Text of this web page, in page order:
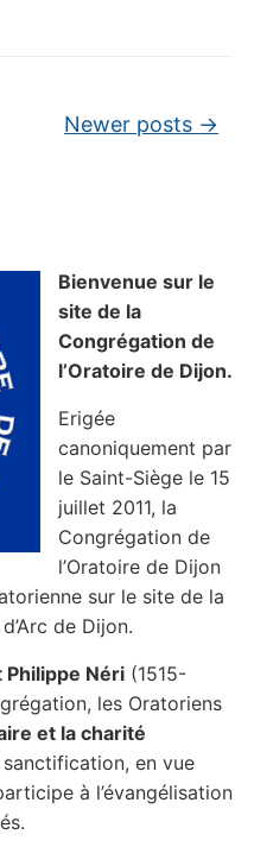
Bienvenue sur le
site de la
Congrégation de
l’Oratoire de Dijon.
Erigée
canoniquement par
le Saint-Siège le 15
juillet 2011, la
Congrégation de
l’Oratoire de Dijon
sur le site de la
de Dijon.
Néri(1515-
les Oratoriens
et la charité
en vue
à l’évangélisation
Newer posts →